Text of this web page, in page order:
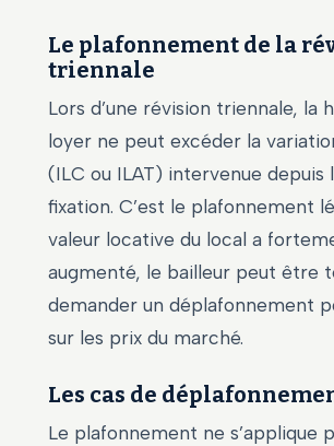
Le plafonnement de la
triennale
Lors d’une révision triennale, la
loyer ne peut excéder la
(ILC ou ILAT) intervenue depuis
fixation. C’est le plafonnement
valeur locative du local a
augmenté, le bailleur peut être
demander un déplafonnement
sur les prix du marché.
Les cas de
Le plafonnement ne s’applique